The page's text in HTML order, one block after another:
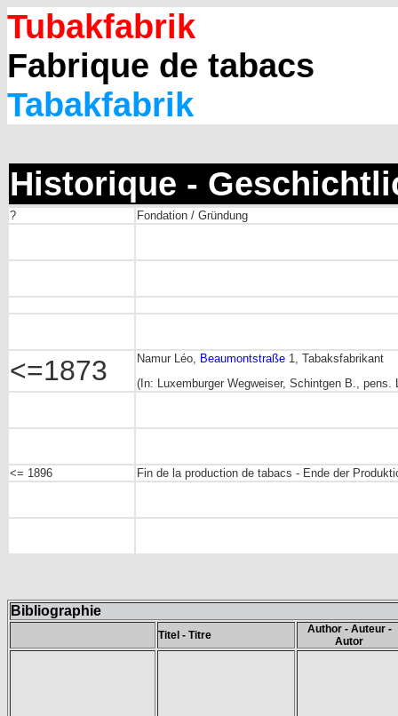
Tubakfabrik
Fabrique de tabacs
Tabakfabrik
Historique -
? Fondation / Gründung
<=1873 Namur Léo, Beaumontstraße 1, Tabaksfabrikant
(In: Luxemburger Wegweiser, Schintgen B.,
<= 1896 Fin de la production de tabacs - Ende der
Bibliographie
Titel - Titre
Author - Auteur -
Autor